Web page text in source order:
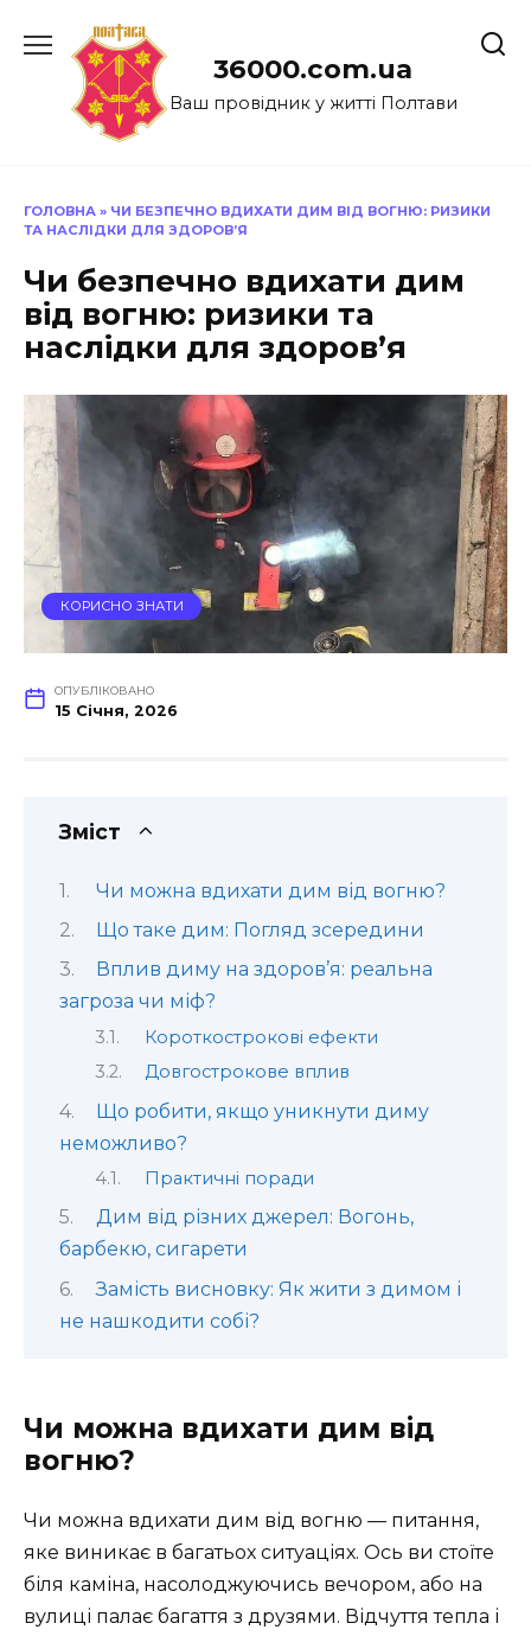
до
36000.com.ua
Ваш провідник у житті Полтави
ГОЛОВНА » ЧИ БЕЗПЕЧНО ВДИХАТИ ДИМ ВІД ВОГНЮ: РИЗИКИ
ТА НАСЛІДКИ ДЛЯ ЗДОРОВ’Я
Чи безпечно вдихати дим
від вогню: ризики та
наслідки для здоров’я
КОРИСНО ЗНАТИ
ОПУБЛІКОВАНО
15 Січня, 2026
Зміст
Чи можна вдихати дим від вогню?
Що таке дим: Погляд зсередини
Вплив диму на здоров’я: реальна
загроза чи міф?
Короткострокові ефекти
Довгострокове вплив
Що робити, якщо уникнути диму
неможливо?
Практичні поради
Дим від різних джерел: Вогонь,
барбекю, сигарети
Замість висновку: Як жити з димом і
не нашкодити собі?
Чи можна вдихати дим від
вогню?
Чи можна вдихати дим від вогню — питання,
яке виникає в багатьох ситуаціях. Ось ви стоїте
біля каміна, насолоджуючись вечором, або на
вулиці палає багаття з друзями. Відчуття тепла і